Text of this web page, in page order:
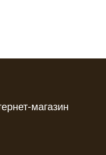
магазин